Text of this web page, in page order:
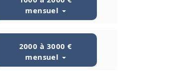
mensuel
2000 à 3000 €
mensuel